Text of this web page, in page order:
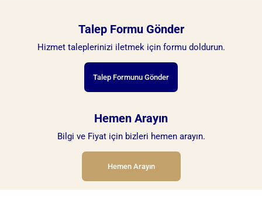
Talep Formu Gönder
Hizmet taleplerinizi iletmek için formu doldurun.
Talep Formunu Gönder
Hemen Arayın
Bilgi ve Fiyat için bizleri hemen arayın.
Hemen Arayın